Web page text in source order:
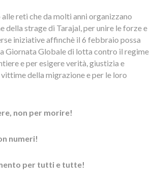
reti che da molti anni organizzano
della strage di Tarajal, per unire le forze e
iniziative affinchè il 6 febbraio possa
Giornata Globale di lotta contro il regime
e per esigere verità, giustizia e
della migrazione e per le loro
non per morire!
numeri!
per tutti e tutte!